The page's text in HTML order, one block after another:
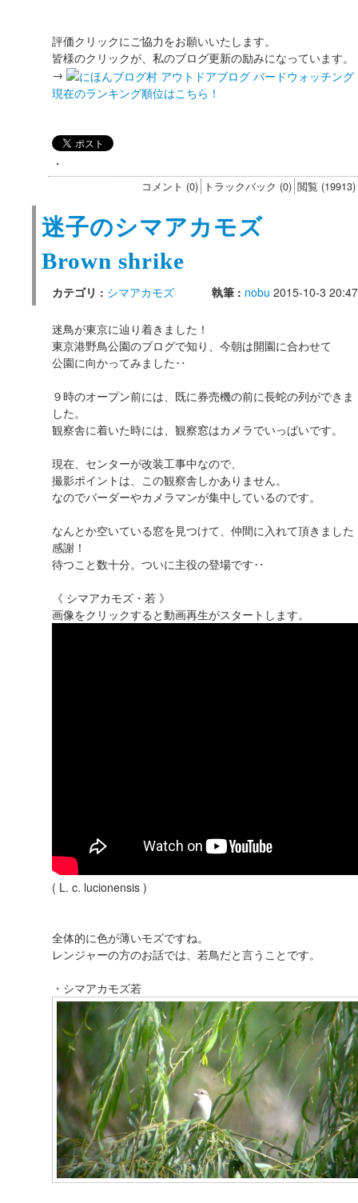
評価クリックにご協力をお願いいたします。
皆様のクリックが、私のブログ更新の励みになっています。
→
現在のランキング順位はこちら！
・
コメント (0) トラックバック (0) 閲覧 (19913)
迷子のシマアカモズ
Brown shrike
カテゴリ : シマアカモズ 執筆 : nobu 2015-10-3 20:47
迷鳥が東京に辿り着きました！
東京港野鳥公園のブログで知り、今朝は開園に合わせて
公園に向かってみました‥
９時のオープン前には、既に券売機の前に長蛇の列ができま
した。
観察舎に着いた時には、観察窓はカメラでいっぱいです。
現在、センターが改装工事中なので、
撮影ポイントは、この観察舎しかありません。
なのでバーダーやカメラマンが集中しているのです。
なんとか空いている窓を見つけて、仲間に入れて頂きました
感謝！
待つこと数十分。ついに主役の登場です‥
《 シマアカモズ・若 》
画像をクリックすると動画再生がスタートします。
( L. c. lucionensis )
全体的に色が薄いモズですね。
レンジャーの方のお話では、若鳥だと言うことです。
・シマアカモズ若